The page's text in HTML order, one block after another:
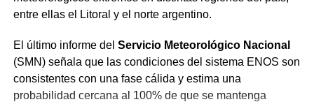
para responder con rapidez a las variaciones hidrológicas
funcionamiento de las plantas potabilizadoras y el
abastecimiento a la población. La planta de Puerto
Lavalle distribuye agua potable a esa localidad y a Fortín
Lavalle, Juan José Castelli, Miraflores, El Espinillo y Villa
entre ellas el Litoral y el norte argentino.
El último informe del Servicio Meteorológico Nacional
(SMN) señala que las condiciones del sistema ENOS son
consistentes con una fase cálida y estima una
probabilidad cercana al 100% de que se mantenga